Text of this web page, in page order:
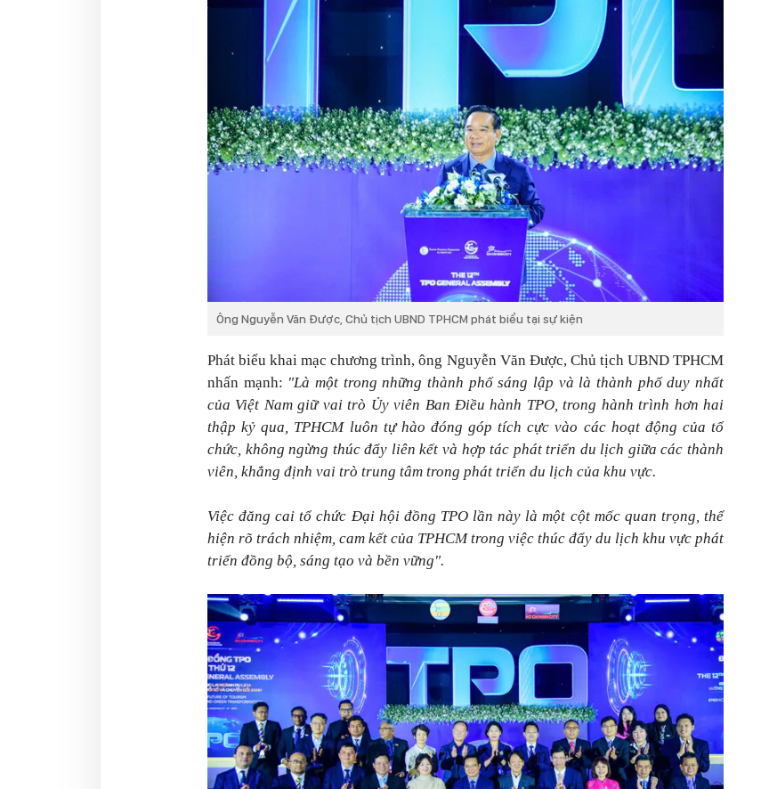
Ông Nguyễn Văn Được, Chủ tịch UBND TPHCM phát biểu tại sự kiện
Phát biểu khai mạc chương trình, ông Nguyễn Văn Được, Chủ tịch UBND TPHCM
nhấn mạnh: "Là một trong những thành phố sáng lập và là thành phố duy nhất
của Việt Nam giữ vai trò Ủy viên Ban Điều hành TPO, trong hành trình hơn hai
thập kỷ qua, TPHCM luôn tự hào đóng góp tích cực vào các hoạt động của tổ
chức, không ngừng thúc đẩy liên kết và hợp tác phát triển du lịch giữa các thành
viên, khẳng định vai trò trung tâm trong phát triển du lịch của khu vực.
Việc đăng cai tổ chức Đại hội đồng TPO lần này là một cột mốc quan trọng, thể
hiện rõ trách nhiệm, cam kết của TPHCM trong việc thúc đẩy du lịch khu vực phát
triển đồng bộ, sáng tạo và bền vững".